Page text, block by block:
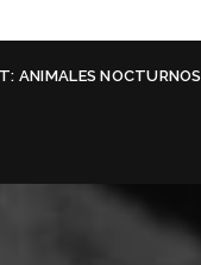
ANIMALES NOCTURNOS